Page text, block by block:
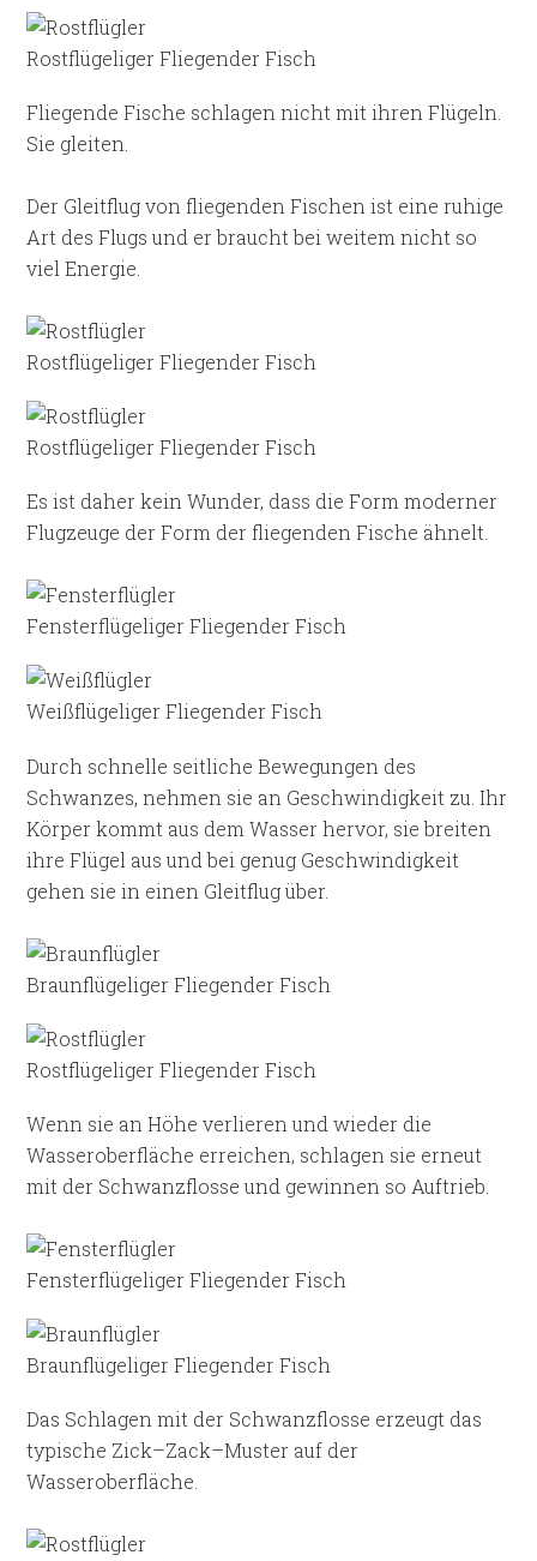
Rostflügeliger Fliegender Fisch
Fliegende Fische schlagen nicht mit ihren Flügeln.
Sie gleiten.
Der Gleitflug von fliegenden Fischen ist eine ruhige
Art des Flugs und er braucht bei weitem nicht so
viel Energie.
Rostflügeliger Fliegender Fisch
Rostflügeliger Fliegender Fisch
Es ist daher kein Wunder, dass die Form moderner
Flugzeuge der Form der fliegenden Fische ähnelt.
Fensterflügeliger Fliegender Fisch
Weißflügeliger Fliegender Fisch
Durch schnelle seitliche Bewegungen des
Schwanzes, nehmen sie an Geschwindigkeit zu. Ihr
Körper kommt aus dem Wasser hervor, sie breiten
ihre Flügel aus und bei genug Geschwindigkeit
gehen sie in einen Gleitflug über.
Braunflügeliger Fliegender Fisch
Rostflügeliger Fliegender Fisch
Wenn sie an Höhe verlieren und wieder die
Wasseroberfläche erreichen, schlagen sie erneut
mit der Schwanzflosse und gewinnen so Auftrieb.
Fensterflügeliger Fliegender Fisch
Braunflügeliger Fliegender Fisch
Das Schlagen mit der Schwanzflosse erzeugt das
typische Zick–Zack–Muster auf der
Wasseroberfläche.